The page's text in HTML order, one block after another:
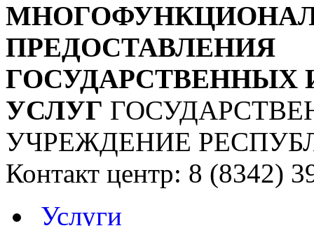
ПРЕДОСТАВЛЕНИЯ
УСЛУГ
УЧРЕЖДЕНИЕ
Контакт центр: 8 (8342)
Услуги